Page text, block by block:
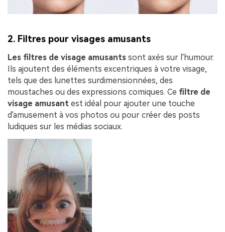
2. Filtres pour visages amusants
Les filtres de visage amusants sont axés sur l'humour.
Ils ajoutent des éléments excentriques à votre visage,
tels que des lunettes surdimensionnées, des
moustaches ou des expressions comiques. Ce filtre de
visage amusant est idéal pour ajouter une touche
d'amusement à vos photos ou pour créer des posts
ludiques sur les médias sociaux.